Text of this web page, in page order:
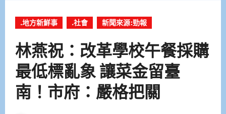
.地方新鮮事 .社會 新聞來源:勁報
林燕祝：改革學校午餐採購
最低標亂象 讓菜金留臺
南！市府：嚴格把關